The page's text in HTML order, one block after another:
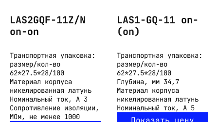
LAS2GQF-11Z/N
on-on
Транспортная упаковка:
размер/кол-во
62*27.5*28/100
Материал корпуса
никелированная латунь
Номинальный ток, А 3
Сопротивление изоляции,
МОм, не менее 1000
LAS1-GQ-11 on-
(on)
Транспортная упаковка:
размер/кол-во
62*27.5*28/100
Глубина, мм 34,7
Материал корпуса
никелированная латунь
Номинальный ток, А 5